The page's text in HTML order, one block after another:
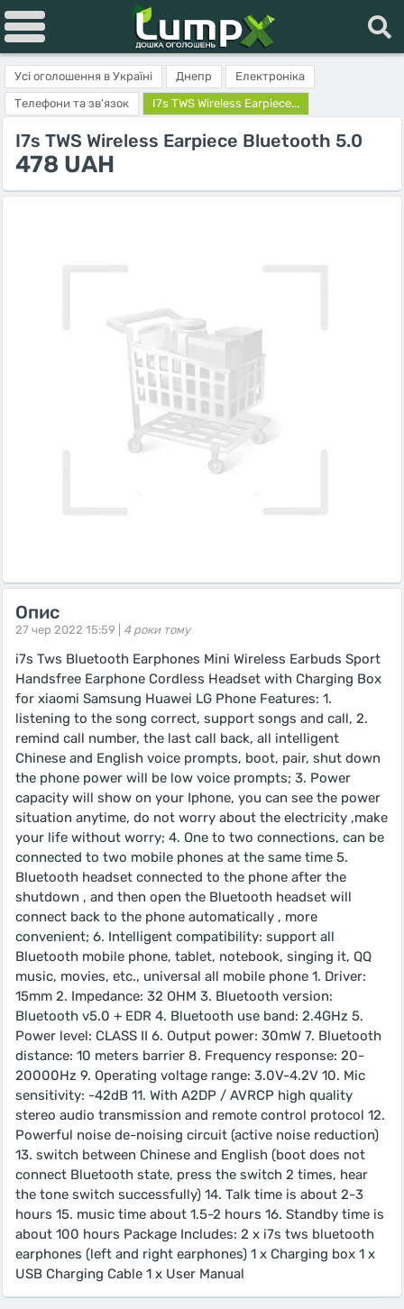
Усі оголошення в Україні Днепр
Електроніка
Телефони та зв'язок
I7s TWS Wireless Earpiece...
I7s TWS Wireless Earpiece Bluetooth 5.0
478 UAH
Опис
27 чер 2022 15:59 | 4 роки тому
i7s Tws Bluetooth Earphones Mini Wireless Earbuds Sport
Handsfree Earphone Cordless Headset with Charging Box
for xiaomi Samsung Huawei LG Phone Features: 1.
listening to the song correct, support songs and call, 2.
remind call number, the last call back, all intelligent
Chinese and English voice prompts, boot, pair, shut down
the phone power will be low voice prompts; 3. Power
capacity will show on your Iphone, you can see the power
situation anytime, do not worry about the electricity ,make
your life without worry; 4. One to two connections, can be
connected to two mobile phones at the same time 5.
Bluetooth headset connected to the phone after the
shutdown , and then open the Bluetooth headset will
connect back to the phone automatically , more
convenient; 6. Intelligent compatibility: support all
Bluetooth mobile phone, tablet, notebook, singing it, QQ
music, movies, etc., universal all mobile phone 1. Driver:
15mm 2. Impedance: 32 OHM 3. Bluetooth version:
Bluetooth v5.0 + EDR 4. Bluetooth use band: 2.4GHz 5.
Power level: CLASS II 6. Output power: 30mW 7. Bluetooth
distance: 10 meters barrier 8. Frequency response: 20-
20000Hz 9. Operating voltage range: 3.0V-4.2V 10. Mic
sensitivity: -42dB 11. With A2DP / AVRCP high quality
stereo audio transmission and remote control protocol 12.
Powerful noise de-noising circuit (active noise reduction)
13. switch between Chinese and English (boot does not
connect Bluetooth state, press the switch 2 times, hear
the tone switch successfully) 14. Talk time is about 2-3
hours 15. music time about 1.5-2 hours 16. Standby time is
about 100 hours Package Includes: 2 x i7s tws bluetooth
earphones (left and right earphones) 1 x Charging box 1 x
USB Charging Cable 1 x User Manual